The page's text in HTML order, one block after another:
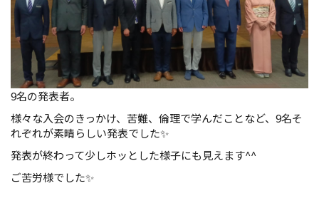
9名の発表者。
様々な入会のきっかけ、苦難、倫理で学んだことなど、9名そ
れぞれが素晴らしい発表でした✨
発表が終わって少しホッとした様子にも見えます^^
ご苦労様でした✨